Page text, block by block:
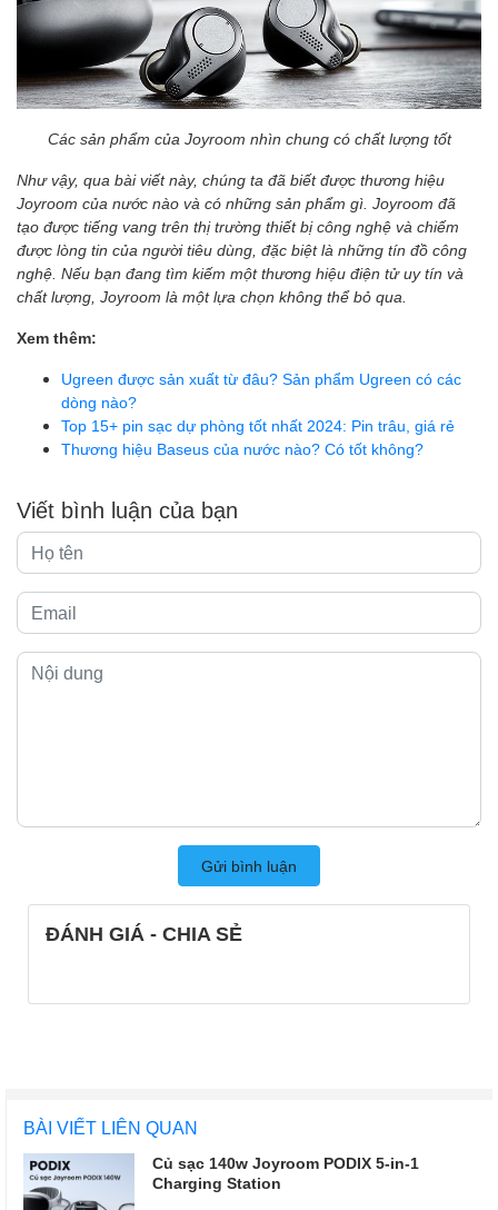
Các sản phẩm của Joyroom nhìn chung có chất lượng tốt
Như vậy, qua bài viết này, chúng ta đã biết được thương hiệu
Joyroom của nước nào và có những sản phẩm gì. Joyroom đã
tạo được tiếng vang trên thị trường thiết bị công nghệ và chiếm
được lòng tin của người tiêu dùng, đặc biệt là những tín đồ công
nghệ. Nếu bạn đang tìm kiếm một thương hiệu điện tử uy tín và
chất lượng, Joyroom là một lựa chọn không thể bỏ qua.
Xem thêm:
Ugreen được sản xuất từ đâu? Sản phẩm Ugreen có các
dòng nào?
Top 15+ pin sạc dự phòng tốt nhất 2024: Pin trâu, giá rẻ
Thương hiệu Baseus của nước nào? Có tốt không?
Viết bình luận của bạn
Gửi bình luận
ĐÁNH GIÁ - CHIA SẺ
BÀI VIẾT LIÊN QUAN
Củ sạc 140w Joyroom PODIX 5-in-1
Charging Station